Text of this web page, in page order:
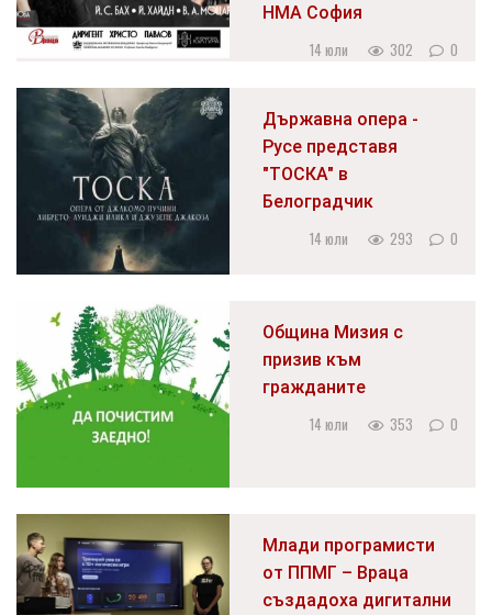
НМА София
14 юли 302 0
Държавна опера -
Русе представя
"ТОСКА" в
Белоградчик
14 юли 293 0
Община Мизия с
призив към
гражданите
14 юли 353 0
Млади програмисти
от ППМГ – Враца
създадоха дигитални